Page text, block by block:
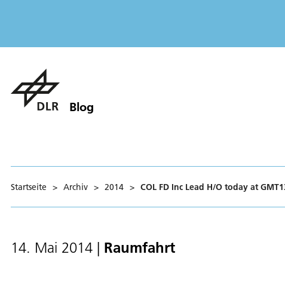
Blog
Startseite > Archiv > 2014 > COL FD Inc Lead H/O today at
14. Mai 2014 | Raumfahrt